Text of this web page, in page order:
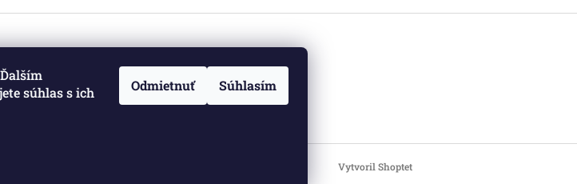
súhlas s ich
Odmietnuť Súhlasím
Vytvoril Shoptet